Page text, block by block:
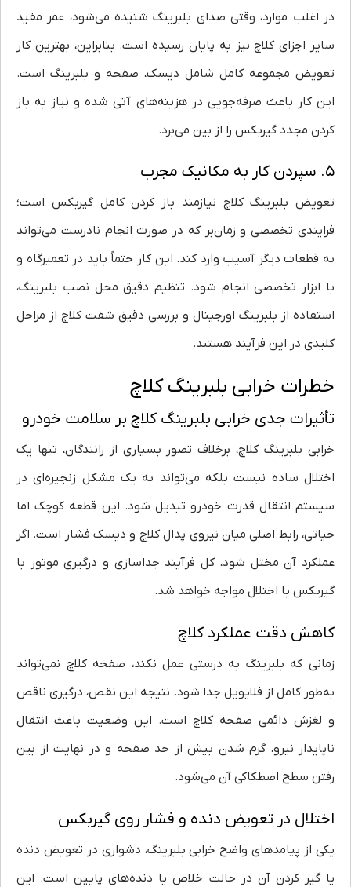
در اغلب موارد، وقتی صدای بلبرینگ شنیده می‌شود، عمر مفید
سایر اجزای کلاچ نیز به پایان رسیده است. بنابراین، بهترین کار
تعویض مجموعه کامل شامل دیسک، صفحه و بلبرینگ است.
این کار باعث صرفه‌جویی در هزینه‌های آتی شده و نیاز به باز
کردن مجدد گیربکس را از بین می‌برد.
۵. سپردن کار به مکانیک مجرب
تعویض بلبرینگ کلاچ نیازمند باز کردن کامل گیربکس است؛
فرایندی تخصصی و زمان‌بر که در صورت انجام نادرست می‌تواند
به قطعات دیگر آسیب وارد کند. این کار حتماً باید در تعمیرگاه و
با ابزار تخصصی انجام شود. تنظیم دقیق محل نصب بلبرینگ،
استفاده از بلبرینگ اورجینال و بررسی دقیق شفت کلاچ از مراحل
کلیدی در این فرآیند هستند.
خطرات خرابی بلبرینگ کلاچ
تأثیرات جدی خرابی بلبرینگ کلاچ بر سلامت خودرو
خرابی بلبرینگ کلاچ، برخلاف تصور بسیاری از رانندگان، تنها یک
اختلال ساده نیست بلکه می‌تواند به یک مشکل زنجیره‌ای در
سیستم انتقال قدرت خودرو تبدیل شود. این قطعه کوچک اما
حیاتی، رابط اصلی میان نیروی پدال کلاچ و دیسک فشار است. اگر
عملکرد آن مختل شود، کل فرآیند جداسازی و درگیری موتور با
گیربکس با اختلال مواجه خواهد شد.
کاهش دقت عملکرد کلاچ
زمانی که بلبرینگ به درستی عمل نکند، صفحه کلاچ نمی‌تواند
به‌طور کامل از فلایویل جدا شود. نتیجه این نقص، درگیری ناقص
و لغزش دائمی صفحه کلاچ است. این وضعیت باعث انتقال
ناپایدار نیرو، گرم شدن بیش از حد صفحه و در نهایت از بین
رفتن سطح اصطکاکی آن می‌شود.
اختلال در تعویض دنده و فشار روی گیربکس
یکی از پیامدهای واضح خرابی بلبرینگ، دشواری در تعویض دنده
یا گیر کردن آن در حالت خلاص یا دنده‌های پایین است. این